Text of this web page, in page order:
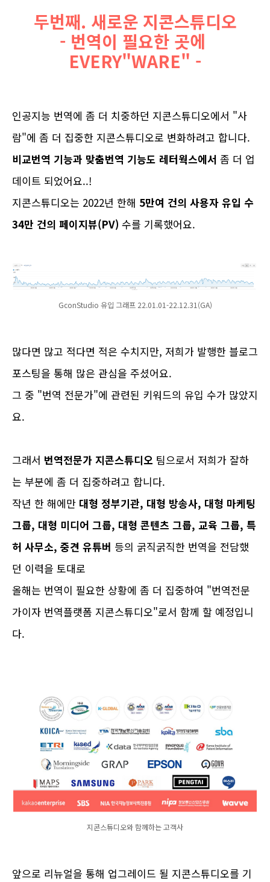
두번째. 새로운 지콘스튜디오
- 번역이 필요한 곳에
EVERY"WARE" -
인공지능 번역에 좀 더 치중하던 지콘스튜디오에서 "사
람"에 좀 더 집중한 지콘스튜디오로 변화하려고 합니다.
비교번역 기능과 맞춤번역 기능도 레터웍스에서 좀 더 업
데이트 되었어요..!
지콘스튜디오는 2022년 한해 5만여 건의 사용자 유입 수
34만 건의 페이지뷰(PV) 수를 기록했어요.
GconStudio 유입 그래프 22.01.01-22.12.31(GA)
많다면 많고 적다면 적은 수치지만, 저희가 발행한 블로그
포스팅을 통해 많은 관심을 주셨어요.
그 중 "번역 전문가"에 관련된 키워드의 유입 수가 많았지
요.
그래서 번역전문가 지콘스튜디오 팀으로서 저희가 잘하
는 부분에 좀 더 집중하려고 합니다.
작년 한 해에만 대형 정부기관, 대형 방송사, 대형 마케팅
그룹, 대형 미디어 그룹, 대형 콘텐츠 그룹, 교육 그룹, 특
허 사무소, 중견 유튜버 등의 굵직굵직한 번역을 전담했
던 이력을 토대로
올해는 번역이 필요한 상황에 좀 더 집중하여 "번역전문
가이자 번역플랫폼 지콘스튜디오"로서 함께 할 예정입니
다.
지콘스튜디오와 함께하는 고객사
앞으로 리뉴얼을 통해 업그레이드 될 지콘스튜디오를 기